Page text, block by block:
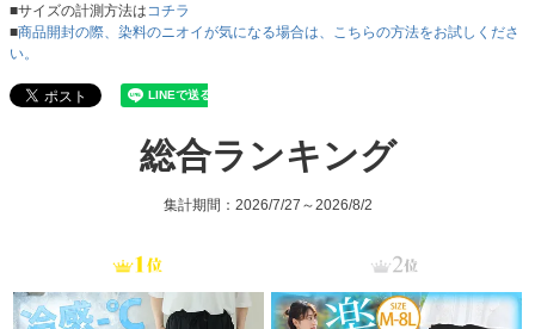
■サイズの計測方法はコチラ
■商品開封の際、染料のニオイが気になる場合は、こちらの方法をお試しくださ
い。
総合ランキング
集計期間：2026/7/27～2026/8/2